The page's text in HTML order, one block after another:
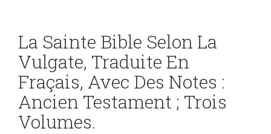
La Sainte Bible Selon La
Vulgate, Traduite En
Fraçais, Avec Des Notes :
Ancien Testament ; Trois
Volumes.